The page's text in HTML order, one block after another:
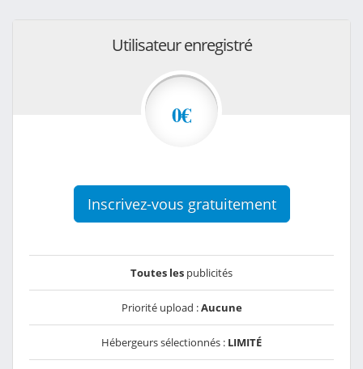
Utilisateur enregistré
0€
Inscrivez-vous gratuitement
Toutes les publicités
Priorité upload :Aucune
Hébergeurs sélectionnés : LIMITÉ